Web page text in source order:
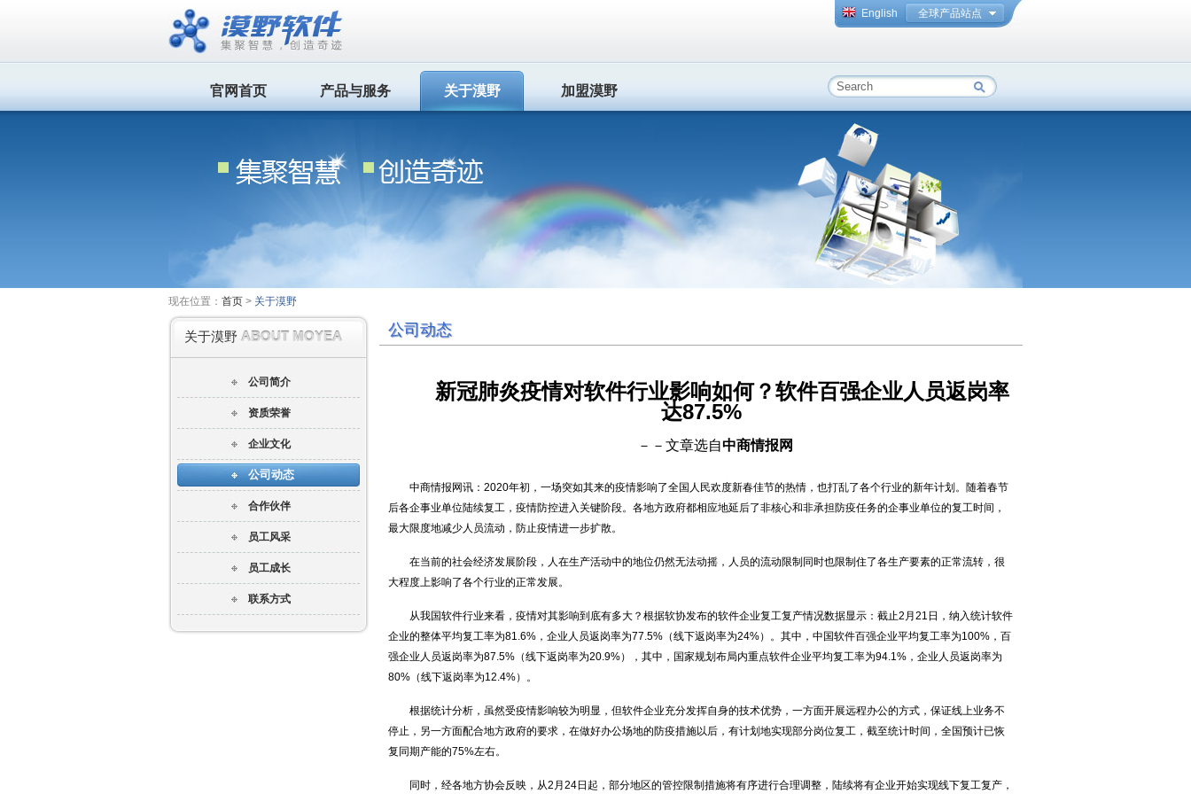
English 全球产品站点
官网首页 产品与服务 关于漠野 加盟漠野
现在位置： 首页 > 关于漠野
公司动态
新冠肺炎疫情对软件行业影响如何？软件百强企业人员返岗率
达87.5%
－－文章选自中商情报网
中商情报网讯：2020年初，一场突如其来的疫情影响了全国人民欢度新春佳节的热情，也打乱了各个行业的新年计划。随着春节
后各企事业单位陆续复工，疫情防控进入关键阶段。各地方政府都相应地延后了非核心和非承担防疫任务的企事业单位的复工时间，
最大限度地减少人员流动，防止疫情进一步扩散。
在当前的社会经济发展阶段，人在生产活动中的地位仍然无法动摇，人员的流动限制同时也限制住了各生产要素的正常流转，很
大程度上影响了各个行业的正常发展。
从我国软件行业来看，疫情对其影响到底有多大？根据软协发布的软件企业复工复产情况数据显示：截止2月21日，纳入统计软件
企业的整体平均复工率为81.6%，企业人员返岗率为77.5%（线下返岗率为24%）。其中，中国软件百强企业平均复工率为100%，百
强企业人员返岗率为87.5%（线下返岗率为20.9%），其中，国家规划布局内重点软件企业平均复工率为94.1%，企业人员返岗率为
80%（线下返岗率为12.4%）。
根据统计分析，虽然受疫情影响较为明显，但软件企业充分发挥自身的技术优势，一方面开展远程办公的方式，保证线上业务不
停止，另一方面配合地方政府的要求，在做好办公场地的防疫措施以后，有计划地实现部分岗位复工，截至统计时间，全国预计已恢
复同期产能的75%左右。
同时，经各地方协会反映，从2月24日起，部分地区的管控限制措施将有序进行合理调整，陆续将有企业开始实现线下复工复产，
关于漠野 ABOUT MOYEA
公司简介
资质荣誉
企业文化
公司动态
合作伙伴
员工风采
员工成长
联系方式